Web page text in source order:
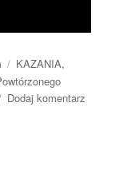
Kategorie
KAZANIA,
Dodaj komentarz